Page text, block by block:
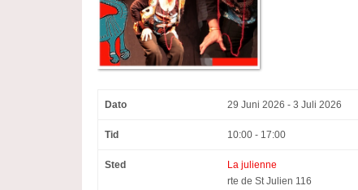
Dato 29 Juni 2026 - 3 Juli 2026
Tid 10:00 - 17:00
Sted
La julienne
rte de St Julien 116